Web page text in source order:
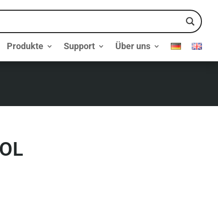
Produkte Support Über uns